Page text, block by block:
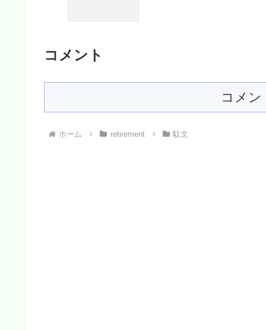
コメント
コメン
ホーム retirement 駄文